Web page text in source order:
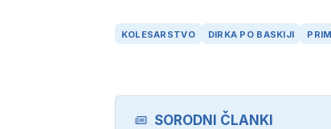
KOLESARSTVO DIRKA PO BASKIJI
SORODNI ČLANKI